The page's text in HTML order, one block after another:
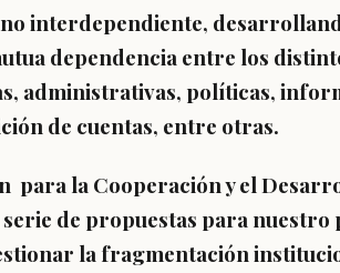
interdependiente,
dependencia entre los
administrativas, políticas,
de cuentas, entre otras.
para la Cooperación y el
de propuestas para nuestro
la fragmentación